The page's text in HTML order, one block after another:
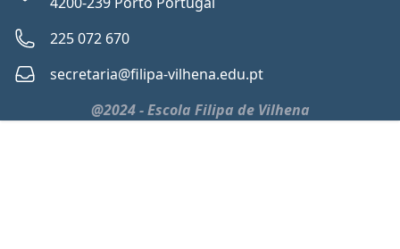
225 072 670
secretaria@filipa-vilhena.edu.pt
@2024 - Escola Filipa de Vilhena